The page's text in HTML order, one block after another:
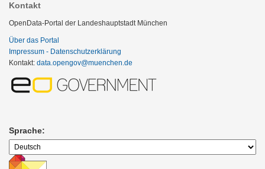
Kontakt
OpenData-Portal der Landeshauptstadt München
Über das Portal
Impressum - Datenschutzerklärung
Kontakt: data.opengov@muenchen.de
Sprache